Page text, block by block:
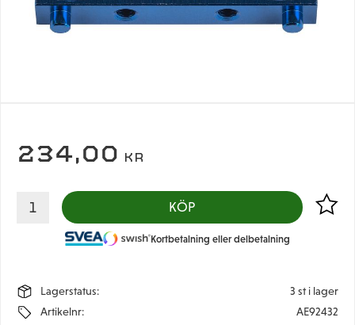
234,00 KR
KÖP Lägg
Kortbetalning eller delbetalning
Lagerstatus
3 st i lager
Artikelnr
AE92432